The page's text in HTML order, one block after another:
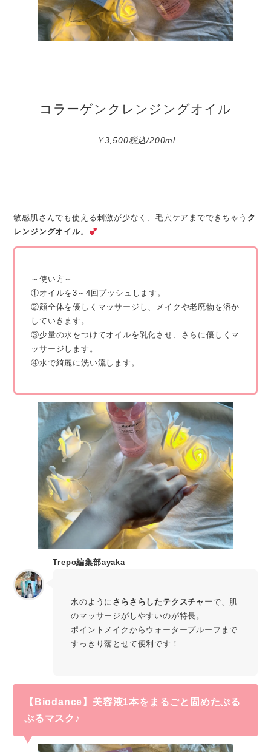
コラーゲンクレンジングオイル
￥3,500税込/200ml
敏感肌さんでも使える刺激が少なく、毛穴ケアまでできちゃう ク
レンジングオイル。
～使い方～
①オイルを3～4回プッシュします。
②顔全体を優しくマッサージし、メイクや老廃物を溶か
していきます。
③少量の水をつけてオイルを乳化させ、さらに優しくマ
ッサージします。
④水で綺麗に洗い流します。
Trepo編集部ayaka
水のように さらさらしたテクスチャーで、肌
のマッサージがしやすいのが特長。
ポイントメイクからウォータープルーフまで
すっきり落とせて便利です！
【Biodance】美容液1本をまるごと固めたぷる
ぷるマスク♪